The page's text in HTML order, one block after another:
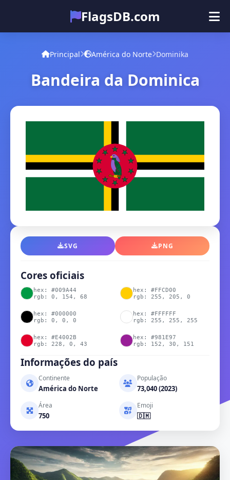
FlagsDB.com
Principal
Quiz
Principal América do Norte Dominika
Bandeira da Dominica
SVG PNG
Cores oficiais
hex: #009A44
rgb: 0, 154, 68
hex: #FFCD00
rgb: 255, 205, 0
hex: #000000
rgb: 0, 0, 0
hex: #FFFFFF
rgb: 255, 255, 255
hex: #E4002B
rgb: 228, 0, 43
hex: #981E97
rgb: 152, 30, 151
Informações do país
Continente
América do Norte
População
73,040 (2023)
Área
750
Emoji
🇩🇲